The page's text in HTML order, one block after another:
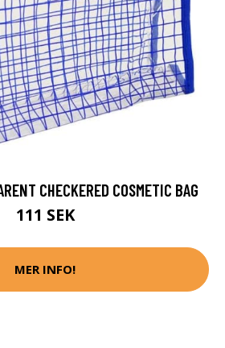
CHECKERED COSMETIC BAG
111 SEK
MER INFO!